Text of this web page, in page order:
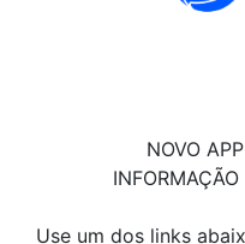
NOVO
Use um dos links